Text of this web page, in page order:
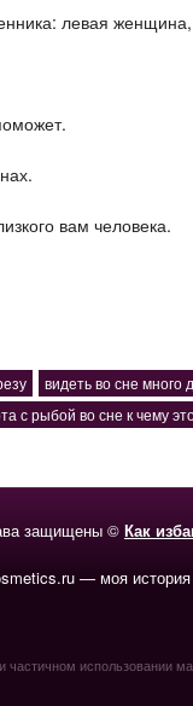
левая
вам человека.
видеть во сне много
с рыбой во сне к чему
защищены © Как
— моя
частичном использовании